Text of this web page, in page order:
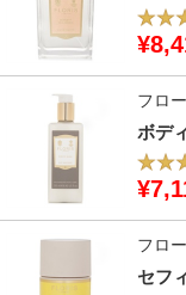
フロ
ボデ
フロ
セフ